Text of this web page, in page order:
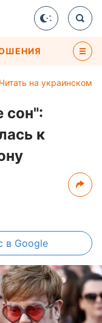
Читать на украинском
сон":
к
в Google